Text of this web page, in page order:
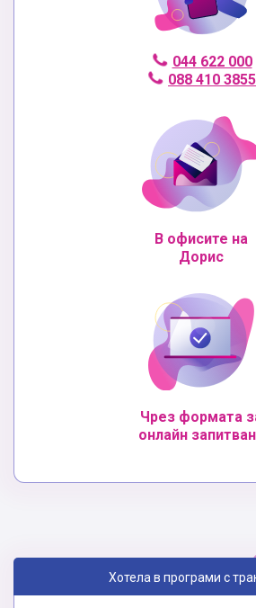
044 622 000
088 410 3855
В офисите на
Дорис
Чрез формата
онлайн
Хотела в програми с